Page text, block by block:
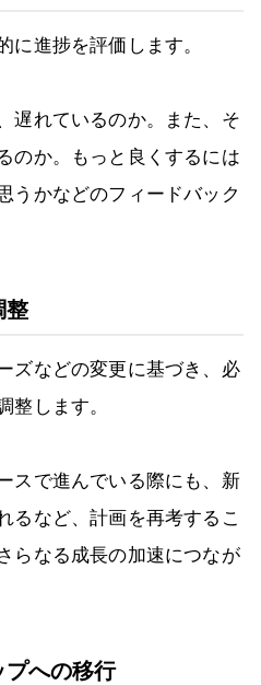
に進捗を評価します。
遅れているのか。また、そ
のか。もっと良くするには
うかなどのフィードバック
整
ズなどの変更に基づき、必
整します。
スで進んでいる際にも、新
るなど、計画を再考するこ
らなる成長の加速につなが
プへの移行